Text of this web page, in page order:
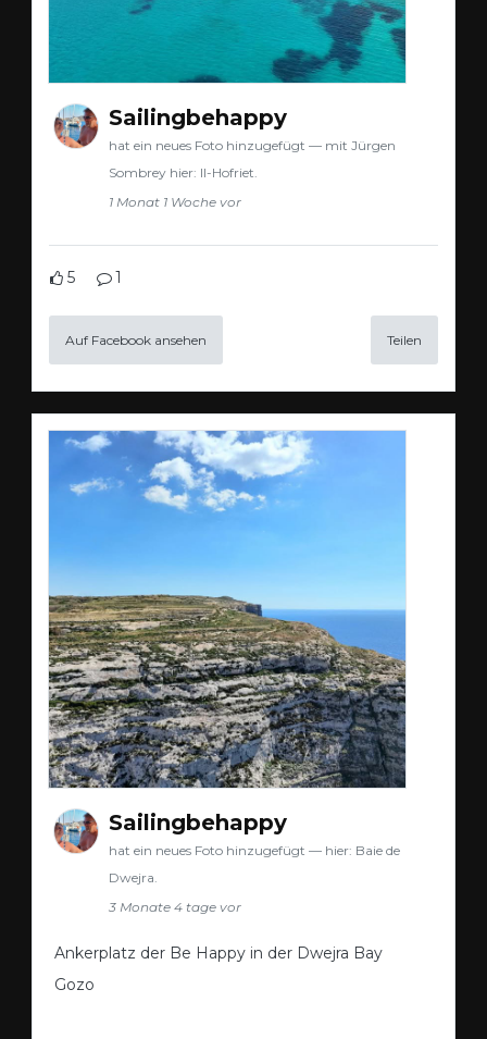
Sailingbehappy
hat ein neues Foto hinzugefügt — mit Jürgen
Sombrey hier: Il-Hofriet.
1 Monat 1 Woche vor
5 1
Auf Facebook ansehen Teilen
Sailingbehappy
hat ein neues Foto hinzugefügt — hier: Baie de
Dwejra.
3 Monate 4 tage vor
Ankerplatz der Be Happy in der Dwejra Bay
Gozo